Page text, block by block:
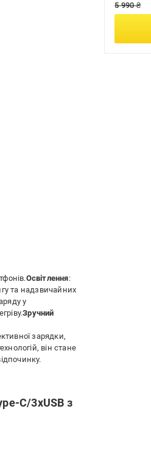
Освітлення:
та надзвичайних
у
Зручний
зарядки,
він стане
C/3xUSB з
5 990 ₴